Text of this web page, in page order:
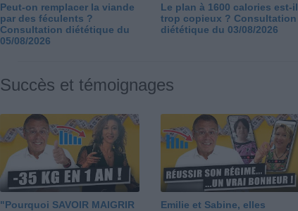
Peut-on remplacer la viande
par des féculents ?
Consultation diététique du
05/08/2026
Le plan à 1600 calories est-il
trop copieux ? Consultation
diététique du 03/08/2026
Succès et témoignages
"Pourquoi SAVOIR MAIGRIR
Emilie et Sabine, elles